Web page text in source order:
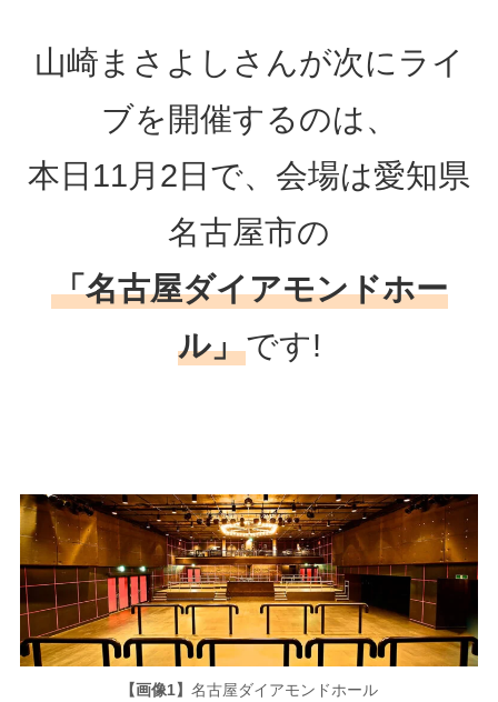
山崎まさよしさんが次にライ
ブを開催するのは、
本日11月2日で、会場は愛知県
名古屋市の
「名古屋ダイアモンドホー
ル」です!
【画像1】 名古屋ダイアモンドホール